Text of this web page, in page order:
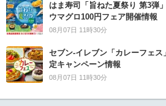
はま寿司「旨ねた夏祭り 第3弾
ウマグロ100円フェア開催情報
08月07日 11時30分
セブン‐イレブン「カレーフェ
定キャンペーン情報
08月07日 11時30分